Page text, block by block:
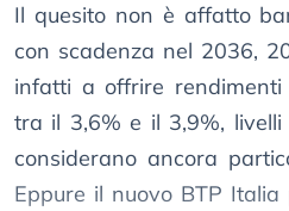
Il quesito non è affatto
con scadenza nel 2036,
infatti a offrire
tra il 3,6% e il 3,9%,
considerano ancora
Eppure il nuovo BTP